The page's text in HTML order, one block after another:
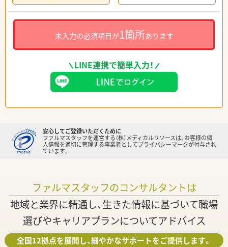
未入力の必須項目が1箇所あります
LINE連携で簡単入力！
安心してご登録いただくために
ファルマスタッフを運営する（株）メディカルリソースは、お客様の個
人情報を適切に管理する事業者としてプライバシーマークが付与され
ています。
ファルマスタッフのコンサルタントは
地域と業界に精通し、生きた情報に基づいて職場
選びやキャリアプランについてアドバイス
全国12拠点を展開し、細やかなサポートをご提供します。